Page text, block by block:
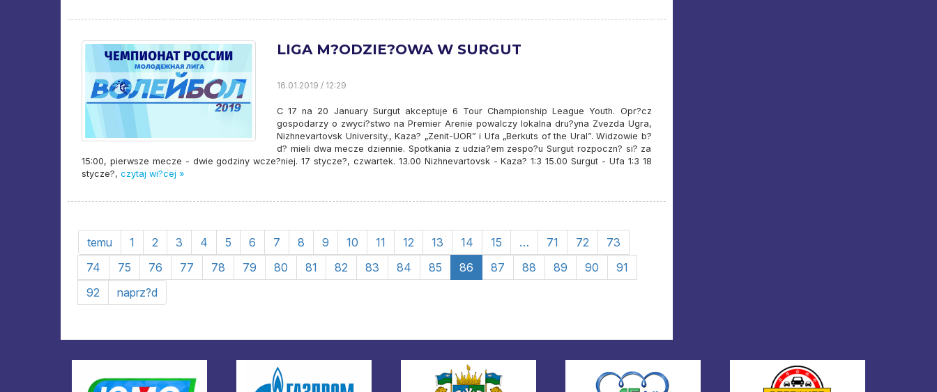
LIGA M?ODZIE?OWA W SURGUT
16.01.2019 / 12:29
C 17 na 20 January Surgut akceptuje 6 Tour Championship League Youth. Opr?cz
gospodarzy o zwyci?stwo na Premier Arenie powalczy lokalna dru?yna Zvezda Ugra,
Nizhnevartovsk University., Kaza? „Zenit-UOR” i Ufa „Berkuts of the Ural”. Widzowie b?
d? mieli dwa mecze dziennie. Spotkania z udzia?em zespo?u Surgut rozpoczn? si? za
15:00, pierwsze mecze - dwie godziny wcze?niej. 17 stycze?, czwartek. 13.00 Nizhnevartovsk - Kaza? 1:3 15.00 Surgut - Ufa 1:3 18
stycze?, czytaj wi?cej »
temu 1 2 3 4 5 6 7 8 9 10 11 12 13 14 15 … 71 72
73
74
75 76 77 78 79 80 81 82 83 84 85 86 87 88 89 90
91
92
naprz?d